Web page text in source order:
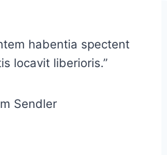
habentia spectent
locavit liberioris.”
Sendler